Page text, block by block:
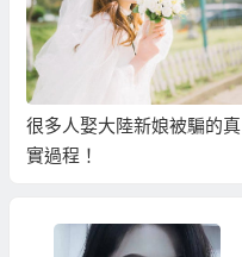
很多人娶大陸新娘被騙的真
實過程！